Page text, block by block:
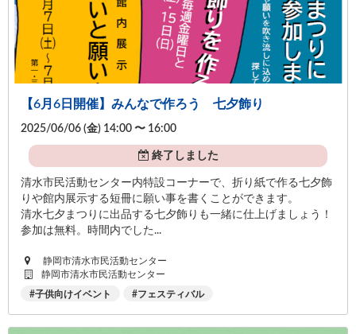
【6月6日開催】みんなで作ろう 七夕飾り
2025/06/06 (金) 14:00 〜 16:00
終了しました
清水市民活動センター内特設コーナーで、折り紙で作る七夕飾
りや館内展示する短冊に願い事を書くことができます。
清水七夕まつりに出品する七夕飾りも一緒に仕上げましょう！
参加は無料。時間内でした...
静岡市清水市民活動センター
静岡市清水市民活動センター
子供向けイベント フェスティバル